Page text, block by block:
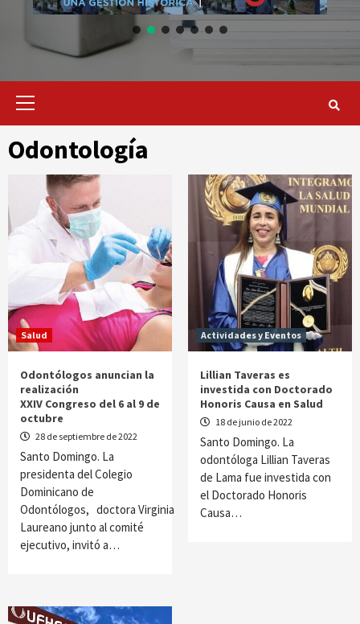
Primary
Odontología
Salud
Odontólogos anuncian la
realización
XXIV Congreso del 6 al 9 de
octubre
28 de septiembre de 2022
Santo Domingo. La
presidenta del Colegio
Dominicano de
Odontólogos, doctora Virginia
Laureano junto al comité
ejecutivo, invitó a…
Actividades y Eventos
Lillian Taveras es
investida con Doctorado
Honoris Causa en Salud
18 de junio de 2022
Santo Domingo. La
odontóloga Lillian Taveras
de Lama fue investida con
el Doctorado Honoris
Causa…